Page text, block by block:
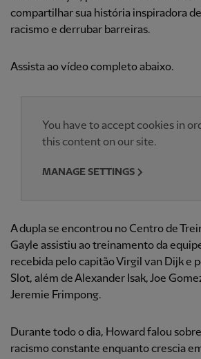
compartilhar sua história inspiradora
racismo e derrubar barreiras.
Assista ao vídeo completo abaixo.
You have to accept cookies in
this content on our site.
MANAGE SETTINGS
A dupla se encontrou no Centro de
Gayle assistiu ao treinamento da
recebida pelo capitão Virgil van Dijk e
Slot, além de Alexander Isak, Joe
Jeremie Frimpong.
Durante todo o dia, Howard falou
racismo constante enquanto crescia